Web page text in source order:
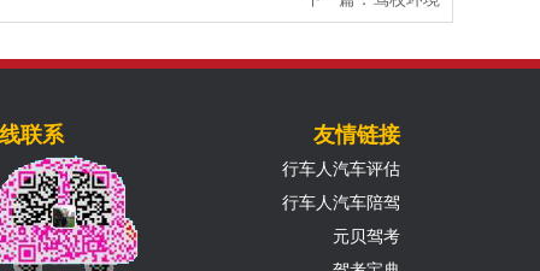
联系 友情链接
行车人汽车评估
行车人汽车陪驾
元贝驾考